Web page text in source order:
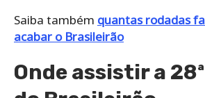
Saiba também quantas rodadas
acabar o Brasileirão
Onde assistir a